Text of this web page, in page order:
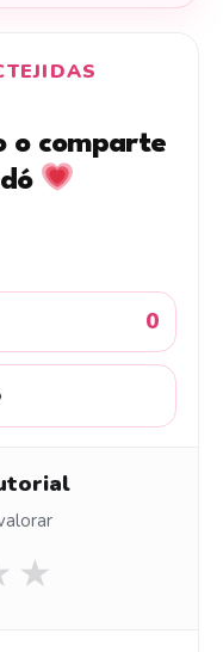
o comparte
0
★